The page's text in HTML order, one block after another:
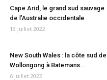
Cape Arid, le grand sud sauvage
de l’Australie occidentale
13 juillet 2022
New South Wales : la côte sud de
Wollongong à Batemans...
6 juillet 2022